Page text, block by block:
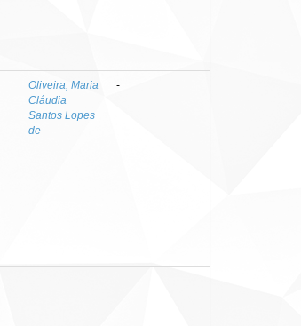
Oliveira, Maria
Cláudia
Santos Lopes
de
-
- -